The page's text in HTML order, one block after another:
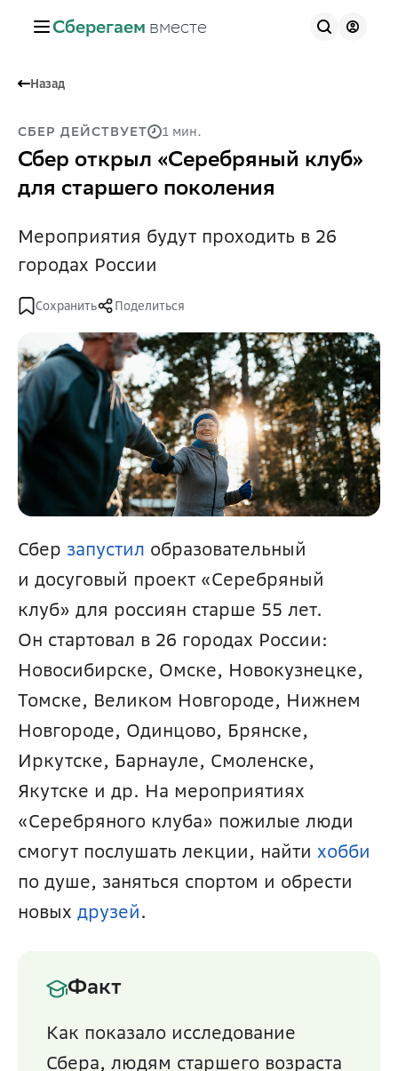
Сберегаем вместе
Назад
СБЕР ДЕЙСТВУЕТ 1 мин.
Сбер открыл «Серебряный клуб»
для старшего поколения
Мероприятия будут проходить в 26
городах России
Сохранить Поделиться
Сбер запустил образовательный
и досуговый проект «Серебряный
клуб» для россиян старше 55 лет.
Он стартовал в 26 городах России:
Новосибирске, Омске, Новокузнецке,
Томске, Великом Новгороде, Нижнем
Новгороде, Одинцово, Брянске,
Иркутске, Барнауле, Смоленске,
Якутске и др. На мероприятиях
«Серебряного клуба» пожилые люди
смогут послушать лекции, найти
по душе, заняться спортом и обрести
новых друзей.
Факт
Как показало исследование
Сбера, людям старшего возраста